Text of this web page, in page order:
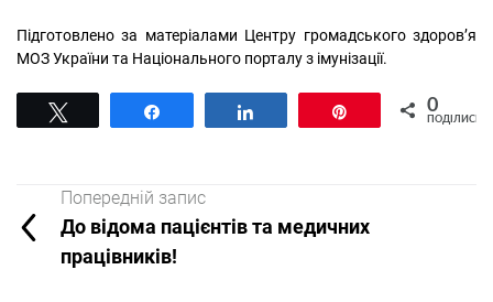
Підготовлено за матеріалами Центру громадського здоров’я
МОЗ України та Національного порталу з імунізації.
Поділитися Поділитися 0
ПОДІЛИСЬ
Попередній запис
До відома пацієнтів та медичних
працівників!